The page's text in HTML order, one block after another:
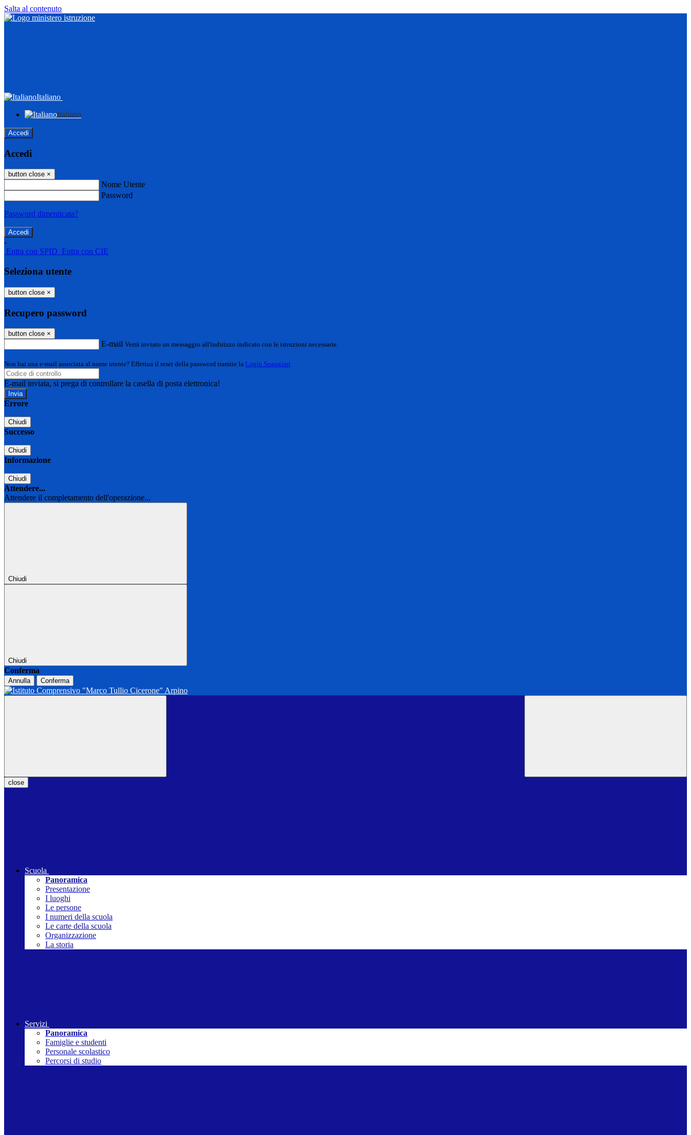
Salta al contenuto
Italiano
Italiano
Accedi
Accedi
button close ×
Nome Utente
Password
Password dimenticata?
-
Entra con SPID Entra con CIE
Seleziona utente
button close ×
Recupero password
button close ×
E-mail Verrà inviato un messaggio all'indirizzo indicato con le istruzioni necessarie.
Non hai una e-mail associata al nome utente? Effettua il reset della password tramite la Login Spaggiari
E-mail inviata, si prega di controllare la casella di posta elettronica!
Errore
Chiudi
Successo
Chiudi
Informazione
Chiudi
Attendere...
Attendere il completamento dell'operazione...
Chiudi
Chiudi
Conferma
Annulla Conferma
close
Scuola
Panoramica
Presentazione
I luoghi
Le persone
I numeri della scuola
Le carte della scuola
Organizzazione
La storia
Servizi
Panoramica
Famiglie e studenti
Personale scolastico
Percorsi di studio